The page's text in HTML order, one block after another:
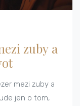
zuby a
mezi zuby a
jen o tom,